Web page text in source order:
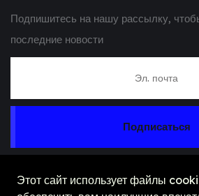
Этот сайт использует файлы
Подпишитесь на нашу рассылку,
последние новости
Подписаться